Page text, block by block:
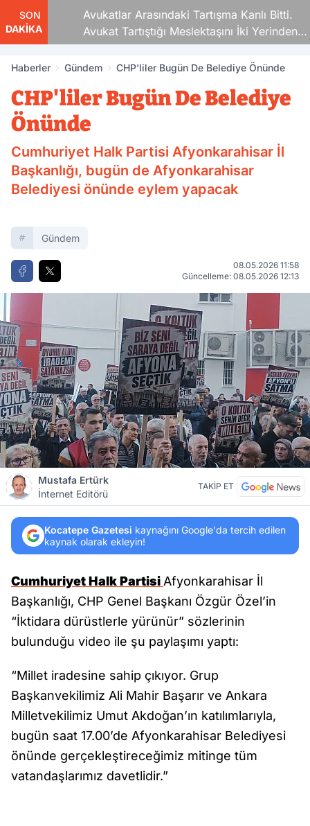
SON
DAKİKA
Avukatlar Arasındaki Tartışma Kanlı Bitti.
Avukat Tartıştığı Meslektaşını İki Yerinden
Vurdu
Haberler Gündem CHP'liler Bugün De Belediye Önünde
CHP'liler Bugün De Belediye
Önünde
Cumhuriyet Halk Partisi Afyonkarahisar İl
Başkanlığı, bugün de Afyonkarahisar
Belediyesi önünde eylem yapacak
Gündem
08.05.2026 11:58
Güncelleme: 08.05.2026 12:13
Mustafa Ertürk
İnternet Editörü
TAKİP ET
Kocatepe Gazetesi kaynağını Google'da tercih edilen
kaynak olarak ekleyin!
Cumhuriyet Halk Partisi Afyonkarahisar İl
Başkanlığı, CHP Genel Başkanı Özgür Özel’in
“İktidara dürüstlerle yürünür” sözlerinin
bulunduğu video ile şu paylaşımı yaptı:
“Millet iradesine sahip çıkıyor. Grup
Başkanvekilimiz Ali Mahir Başarır ve Ankara
Milletvekilimiz Umut Akdoğan’ın katılımlarıyla,
bugün saat 17.00’de Afyonkarahisar Belediyesi
önünde gerçekleştireceğimiz mitinge tüm
vatandaşlarımız davetlidir.”